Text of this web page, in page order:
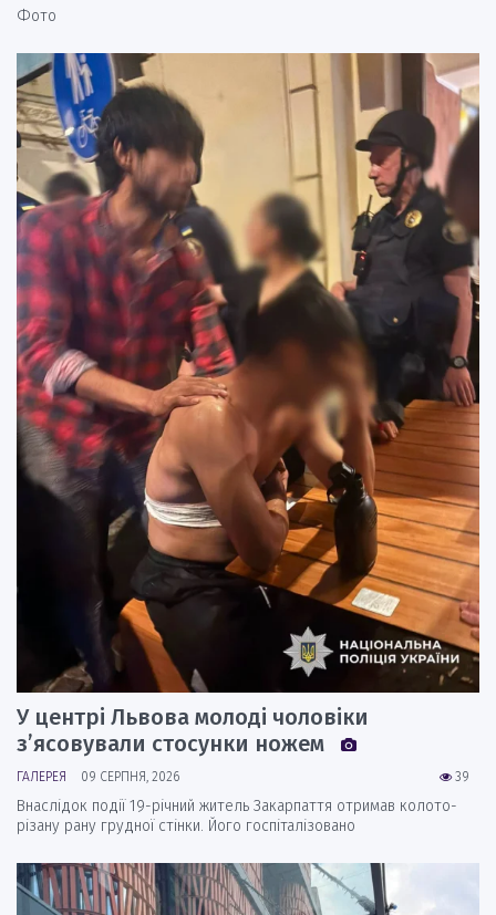
Фото
У центрі Львова молоді чоловіки
з’ясовували стосунки ножем
39
ГАЛЕРЕЯ 09 СЕРПНЯ, 2026
Внаслідок події 19-річний житель Закарпаття отримав колото-
різану рану грудної стінки. Його госпіталізовано